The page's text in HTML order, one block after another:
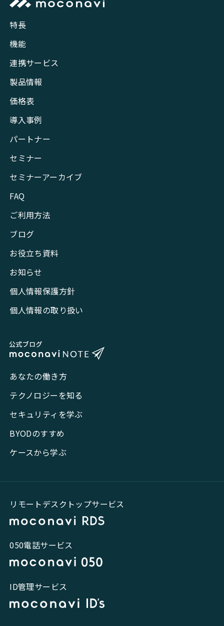
特長
機能
連携サービス
製品情報
価格表
導入事例
パートナー
セミナー
セミナーアーカイブ
FAQ
ご利用方法
ブログ
お役立ち資料
お知らせ
個人情報保護方針
個人情報の取り扱い
あなたの働き方
テクノロジーを知る
セキュリティを学ぶ
BYODのすすめ
ケースから学ぶ
リモートデスクトップサービス
050電話サービス
ID管理サービス